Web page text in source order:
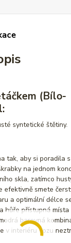
(Bílo-
syntetické štětiny.
tak, aby si poradila
na jednom
skla, zatímco
efektivně smete
a optimální délce
hůře přístupná
barevná
v interiéru vozu